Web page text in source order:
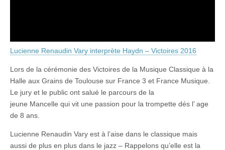
Lucienne Renaudin Vary interprète Haydn – Victoires 2016
Lors de la cérémonie des Victoires de la Musique Classique à la
Halle aux Grains de Toulouse sur France 3 et France Musique.
Le jury et le public ont salué le parcours de la
jeune Mancelle qui vit une passion pour la trompette dés l’ age
de 8 ans.
Lucienne Renaudin Vary est à l’aise dans le classique mais
aussi de plus en plus dans le jazz – Rappelons qu’elle est la